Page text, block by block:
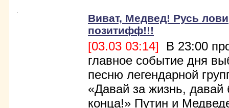
Виват, Медвед! Русь лови
позитифф!!!
[03.03 03:14] В 23:00
главное событие дня
песню легендарной
«Давай за жизнь, давай
конца!» Путин и